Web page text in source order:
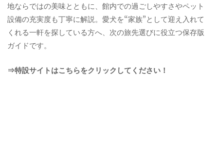
地ならではの美味とともに、館内での過ごしやすさやペット
設備の充実度も丁寧に解説。愛犬を“家族”として迎え入れて
くれる一軒を探している方へ、次の旅先選びに役立つ保存版
ガイドです。
⇒特設サイトはこちらをクリックしてください！